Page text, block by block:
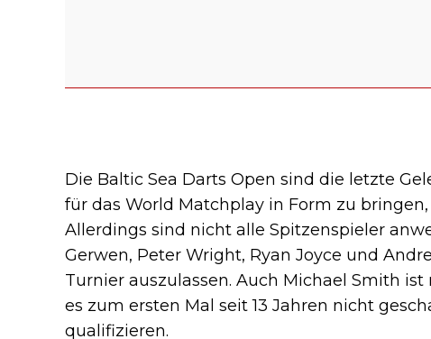
Die Baltic Sea Darts Open sind die letzte
für das World Matchplay in Form zu
Allerdings sind nicht alle Spitzenspieler
Gerwen, Peter Wright, Ryan Joyce und
Turnier auszulassen. Auch Michael Smith
es zum ersten Mal seit 13 Jahren nicht
qualifizieren.